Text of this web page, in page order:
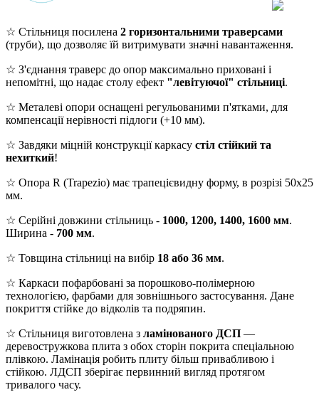
☆ Стільниця посилена 2 горизонтальними траверсами
(труби), що дозволяє їй витримувати значні навантаження.
☆ З'єднання траверс до опор максимально приховані і
непомітні, що надає столу ефект "левітуючої" стільниці.
☆ Металеві опори оснащені регульованими п'ятками, для
компенсації нерівності підлоги (+10 мм).
☆ Завдяки міцній конструкції каркасу стіл стійкий та
нехиткий!
☆ Опора R (Trapezio) має трапецієвидну форму, в розрізі 50х25
мм.
☆ Серійні довжини стільниць - 1000, 1200, 1400, 1600 мм.
Ширина - 700 мм.
☆ Товщина стільниці на вибір 18 або 36 мм.
☆ Каркаси пофарбовані за порошково-полімерною
технологією, фарбами для зовнішнього застосування. Дане
покриття стійке до відколів та подряпин.
☆ Стільниця виготовлена з ламінованого ДСП —
деревостружкова плита з обох сторін покрита спеціальною
плівкою. Ламінація робить плиту більш привабливою і
стійкою. ЛДСП зберігає первинний вигляд протягом
тривалого часу.